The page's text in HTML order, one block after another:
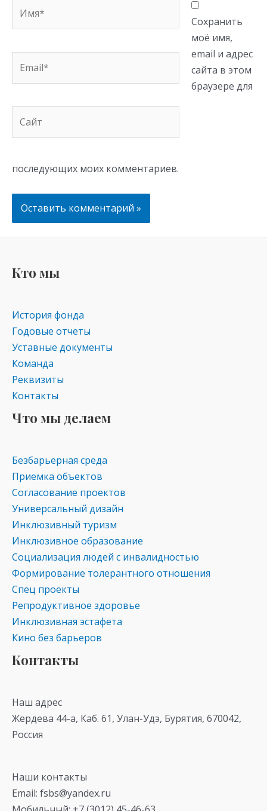
Сохранить
моё имя,
email и адрес
сайта в этом
браузере для
последующих моих комментариев.
Кто мы
История фонда
Годовые отчеты
Уставные документы
Команда
Реквизиты
Контакты
Что мы делаем
Безбарьерная среда
Приемка объектов
Согласование проектов
Универсальный дизайн
Инклюзивный туризм
Инклюзивное образование
Социализация людей с инвалидностью
Формирование толерантного отношения
Спец проекты
Репродуктивное здоровье
Инклюзивная эстафета
Кино без барьеров
Контакты
Наш адрес
Жердева 44-а, Каб. 61, Улан-Удэ, Бурятия, 670042,
Россия
Наши контакты
Email: fsbs@yandex.ru